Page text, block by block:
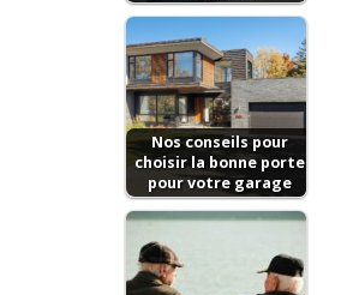
Nos conseils pour
choisir la bonne porte
pour votre garage